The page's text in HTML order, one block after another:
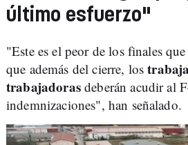
último esfuerzo"
"Este es el peor de los finales
que además del cierre, los
trabajadorasdeberán acudir al
indemnizaciones", han señalado.